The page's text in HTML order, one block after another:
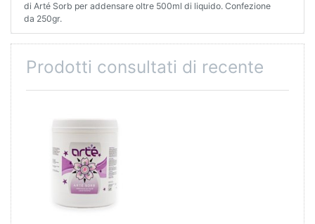
di Arté Sorb per addensare oltre 500ml di liquido. Confezione
da 250gr.
Prodotti consultati di recente